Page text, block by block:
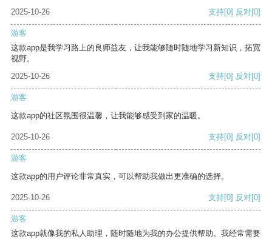
2025-10-26
支持[0] 反对[0]
游客
这款app是我学习路上的良师益友，让我能够随时随地学习新知识，拓宽
视野。
2025-10-26
支持[0] 反对[0]
游客
这款app的社区氛围很温馨，让我能够感受到家的温暖。
2025-10-26 支持[0] 反对[0]
游客
这款app的用户评论非常真实，可以帮助我做出更准确的选择。
2025-10-26 支持[0] 反对[0]
游客
这款app就像我的私人助理，随时随地为我的办公提供帮助。我经常需要